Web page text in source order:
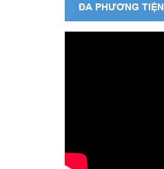
ĐA PHƯƠNG TIỆN